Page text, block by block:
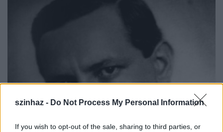
szinhaz - Do Not Process My Personal Information
If you wish to opt-out of the sale, sharing to third parties, or